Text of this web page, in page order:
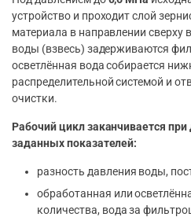
устройство и проходит слой
материала в направлении сверху
воды (взвесь) задерживаются
осветлённая вода собирается
распределительной системой и
очистки.
Рабочий цикл заканчивается
заданных показателей:
разность давления воды,
обработанная или
количества, вода за